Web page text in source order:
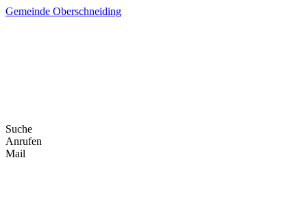
Skip
Gemeinde Oberschneiding
Suche
Anrufen
Mail